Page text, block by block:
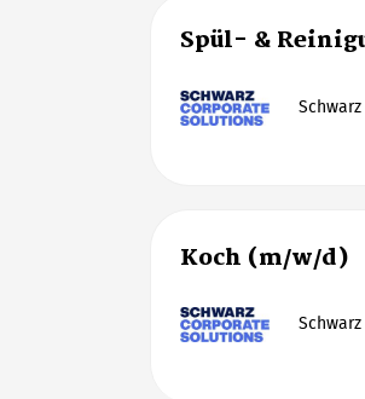
Spül- &
Koch (m/w/d)